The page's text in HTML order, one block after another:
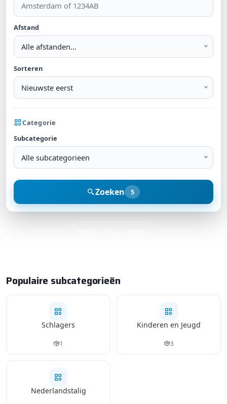
Afstand
Alle afstanden…
Sorteren
Nieuwste eerst
Categorie
Subcategorie
Alle subcategorieen
Zoeken 5
Populaire subcategorieën
Schlagers
1
Kinderen en Jeugd
3
Nederlandstalig